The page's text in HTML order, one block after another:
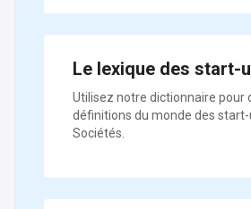
Le lexique des start-
Utilisez notre dictionnaire pour
définitions du monde des start-
Sociétés.